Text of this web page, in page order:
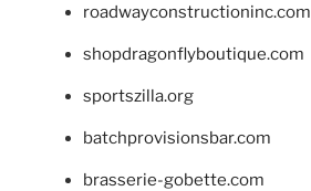
roadwayconstructioninc.com
shopdragonflyboutique.com
sportszilla.org
batchprovisionsbar.com
brasserie-gobette.com